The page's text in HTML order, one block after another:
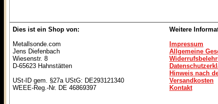
Dies ist ein Shop von:
Metallsonde.com
Jens Diefenbach
Wiesenstr. 8
D-65623 Hahnstätten
USt-ID gem. §27a UStG: DE293121340
WEEE-Reg.-Nr. DE 46869397
Weitere
Impressum
Allgemeine
Hinweis nach
Versandkosten
Kontakt